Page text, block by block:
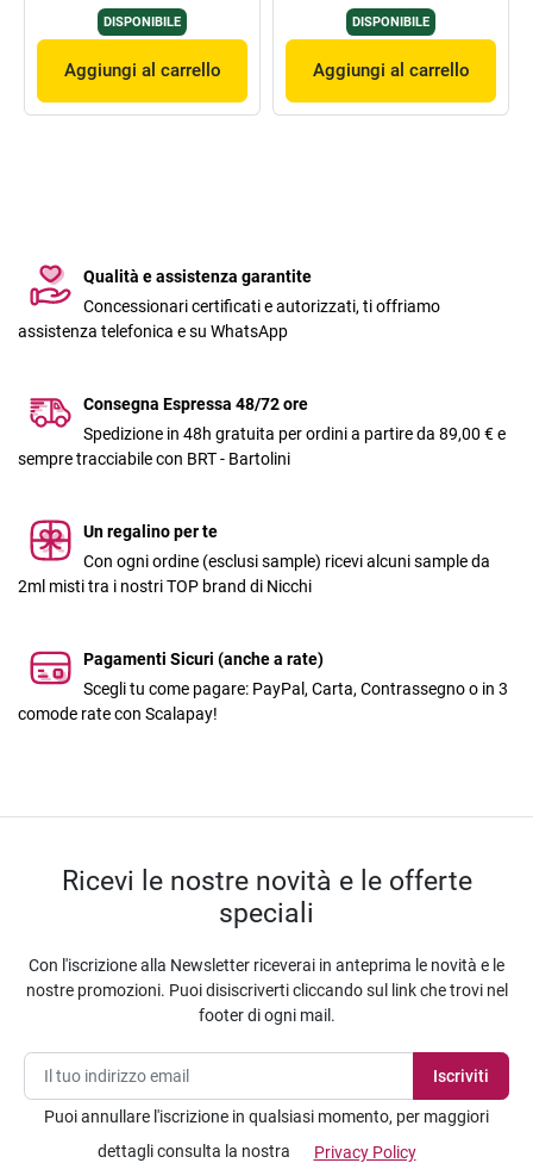
DISPONIBILE
Aggiungi al carrello
DISPONIBILE
Aggiungi al carrello
Qualità e assistenza garantite
Concessionari certificati e autorizzati, ti offriamo
assistenza telefonica e su WhatsApp
Consegna Espressa 48/72 ore
Spedizione in 48h gratuita per ordini a partire da 89,00 € e
sempre tracciabile con BRT - Bartolini
Un regalino per te
Con ogni ordine (esclusi sample) ricevi alcuni sample da
2ml misti tra i nostri TOP brand di Nicchi
Pagamenti Sicuri (anche a rate)
Scegli tu come pagare: PayPal, Carta, Contrassegno o in 3
comode rate con Scalapay!
Ricevi le nostre novità e le offerte
speciali
Con l'iscrizione alla Newsletter riceverai in anteprima le novità e le
nostre promozioni. Puoi disiscriverti cliccando sul link che trovi nel
footer di ogni mail.
Puoi annullare l'iscrizione in qualsiasi momento, per maggiori
dettagli consulta la nostra
Privacy Policy